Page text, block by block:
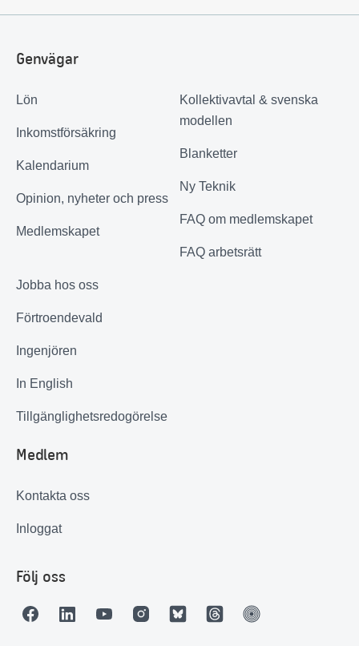
Genvägar
Lön
Inkomstförsäkring
Kalendarium
Opinion, nyheter och press
Medlemskapet
Kollektivavtal & svenska
modellen
Blanketter
Ny Teknik
FAQ om medlemskapet
FAQ arbetsrätt
Jobba hos oss
Förtroendevald
Ingenjören
In English
Tillgänglighetsredogörelse
Medlem
Kontakta oss
Inloggat
Följ oss